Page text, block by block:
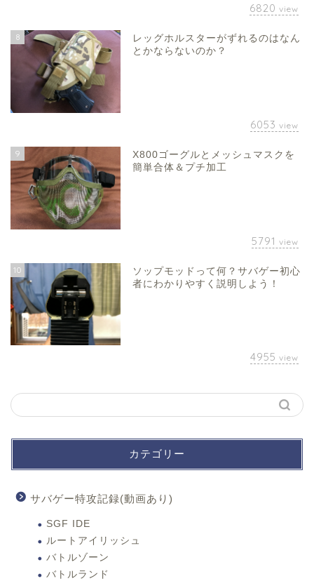
6820 view
8
レッグホルスターがずれるのはなん
とかならないのか？
6053 view
9
X800ゴーグルとメッシュマスクを
簡単合体＆プチ加工
5791 view
10
ソップモッドって何？サバゲー初心
者にわかりやすく説明しよう！
4955 view
カテゴリー
サバゲー特攻記録(動画あり)
SGF IDE
ルートアイリッシュ
バトルゾーン
バトルランド